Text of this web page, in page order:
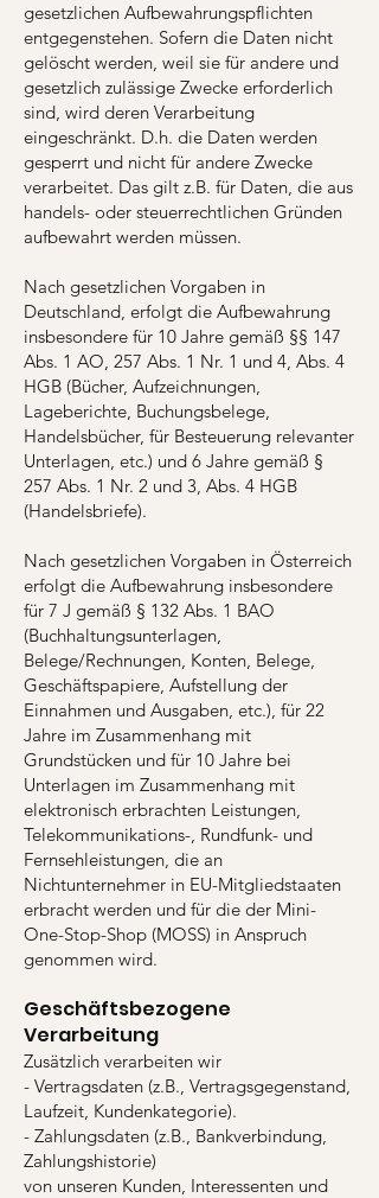
gesetzlichen Aufbewahrungspflichten
entgegenstehen. Sofern die Daten nicht
gelöscht werden, weil sie für andere und
gesetzlich zulässige Zwecke erforderlich
sind, wird deren Verarbeitung
eingeschränkt. D.h. die Daten werden
gesperrt und nicht für andere Zwecke
verarbeitet. Das gilt z.B. für Daten, die aus
handels- oder steuerrechtlichen Gründen
aufbewahrt werden müssen.
Nach gesetzlichen Vorgaben in
Deutschland, erfolgt die Aufbewahrung
insbesondere für 10 Jahre gemäß §§ 147
Abs. 1 AO, 257 Abs. 1 Nr. 1 und 4, Abs. 4
HGB (Bücher, Aufzeichnungen,
Lageberichte, Buchungsbelege,
Handelsbücher, für Besteuerung relevanter
Unterlagen, etc.) und 6 Jahre gemäß §
257 Abs. 1 Nr. 2 und 3, Abs. 4 HGB
(Handelsbriefe).
Nach gesetzlichen Vorgaben in Österreich
erfolgt die Aufbewahrung insbesondere
für 7 J gemäß § 132 Abs. 1 BAO
(Buchhaltungsunterlagen,
Belege/Rechnungen, Konten, Belege,
Geschäftspapiere, Aufstellung der
Einnahmen und Ausgaben, etc.), für 22
Jahre im Zusammenhang mit
Grundstücken und für 10 Jahre bei
Unterlagen im Zusammenhang mit
elektronisch erbrachten Leistungen,
Telekommunikations-, Rundfunk- und
Fernsehleistungen, die an
Nichtunternehmer in EU-Mitgliedstaaten
erbracht werden und für die der Mini-
One-Stop-Shop (MOSS) in Anspruch
genommen wird.
Geschäftsbezogene
Verarbeitung
Zusätzlich verarbeiten wir
- Vertragsdaten (z.B., Vertragsgegenstand,
Laufzeit, Kundenkategorie).
- Zahlungsdaten (z.B., Bankverbindung,
Zahlungshistorie)
von unseren Kunden, Interessenten und